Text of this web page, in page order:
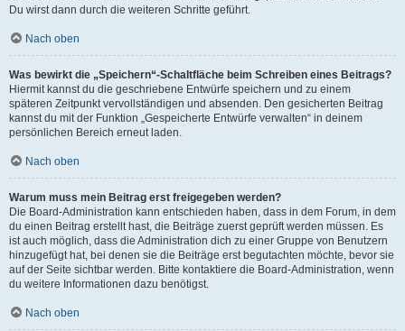
Du wirst dann durch die weiteren Schritte geführt.
Nach oben
Was bewirkt die „Speichern“-Schaltfläche beim Schreiben eines Beitrags?
Hiermit kannst du die geschriebene Entwürfe speichern und zu einem
späteren Zeitpunkt vervollständigen und absenden. Den gesicherten Beitrag
kannst du mit der Funktion „Gespeicherte Entwürfe verwalten“ in deinem
persönlichen Bereich erneut laden.
Nach oben
Warum muss mein Beitrag erst freigegeben werden?
Die Board-Administration kann entschieden haben, dass in dem Forum, in dem
du einen Beitrag erstellt hast, die Beiträge zuerst geprüft werden müssen. Es
ist auch möglich, dass die Administration dich zu einer Gruppe von Benutzern
hinzugefügt hat, bei denen sie die Beiträge erst begutachten möchte, bevor sie
auf der Seite sichtbar werden. Bitte kontaktiere die Board-Administration, wenn
du weitere Informationen dazu benötigst.
Nach oben